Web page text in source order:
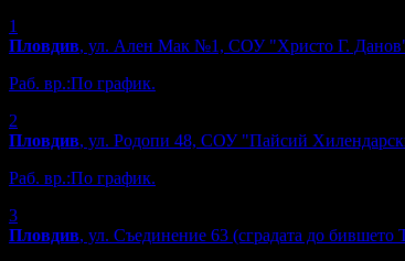
1
Пловдив, ул. Ален Мак №1, СОУ "Христо Г.
Раб. вр.:По график.
2
Пловдив, ул. Родопи 48, СОУ "Пайсий
Раб. вр.:По график.
3
Пловдив, ул. Съединение 63 (сградата до